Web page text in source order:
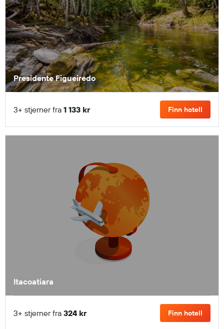
Presidente Figueiredo
3+ stjerner fra 1 133 kr Finn hotell
Itacoatiara
3+ stjerner fra 324 kr Finn hotell